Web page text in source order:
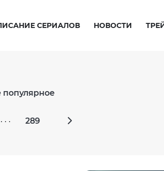
СЕРИАЛОВ НОВОСТИ
· · · 289